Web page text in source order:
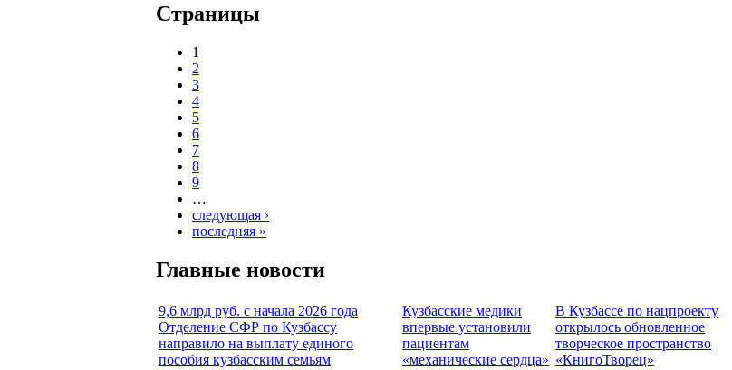
Страницы
1
2
3
4
5
6
7
8
9
…
следующая ›
последняя »
Главные новости
9,6 млрд руб. с начала 2026 года
Отделение СФР по Кузбассу
направило на выплату единого
пособия кузбасским семьям
Кузбасские медики
впервые установили
пациентам
«механические сердца»
В Кузбассе по нацпроекту
открылось обновленное
творческое пространство
«КнигоТворец»